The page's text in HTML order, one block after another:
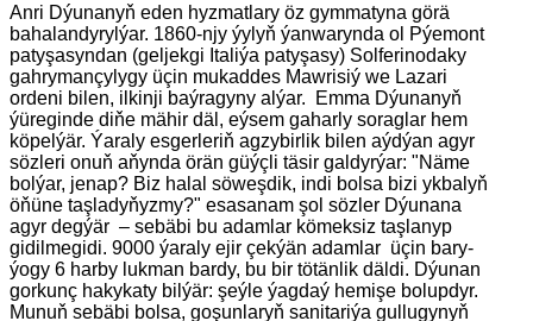
Anri Dýunanyň eden hyzmatlary öz gymmatyna görä
bahalandyrylýar. 1860-njy ýylyň ýanwarynda ol Pýemont
patyşasyndan (geljekgi Italiýa patyşasy) Solferinodaky
gahrymançylygy üçin mukaddes Mawrisiý we Lazari
ordeni bilen, ilkinji baýragyny alýar. Emma Dýunanyň
ýüreginde diňe mähir däl, eýsem gaharly soraglar hem
köpelýär. Ýaraly esgerleriň agzybirlik bilen aýdýan agyr
sözleri onuň aňynda örän güýçli täsir galdyrýar: "Näme
bolýar, jenap? Biz halal söweşdik, indi bolsa bizi ykbalyň
öňüne taşladyňyzmy?" esasanam şol sözler Dýunana
agyr degýär – sebäbi bu adamlar kömeksiz taşlanyp
gidilmegidi. 9000 ýaraly ejir çekýän adamlar üçin bary-
ýogy 6 harby lukman bardy, bu bir tötänlik däldi. Dýunan
gorkunç hakykaty bilýär: şeýle ýagdaý hemişe bolupdyr.
Munuň sebäbi bolsa, goşunlaryň sanitariýa gullugynyň